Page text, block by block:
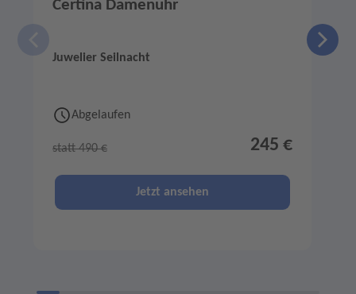
Certina Damenuhr
Juwelier Seilnacht
Abgelaufen
statt 490 € 245 €
Jetzt ansehen